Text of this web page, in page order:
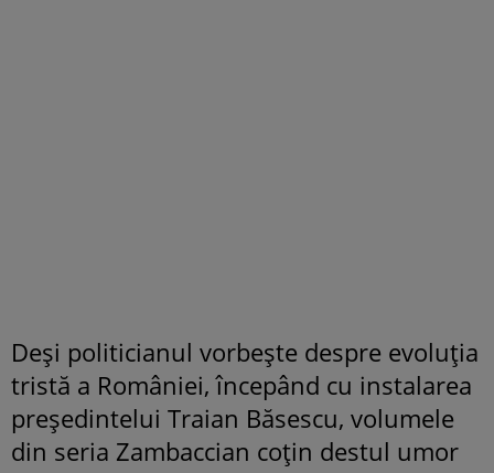
Deşi politicianul vorbeşte despre evoluţia
tristă a României, începând cu instalarea
preşedintelui Traian Băsescu, volumele
din seria Zambaccian coţin destul umor